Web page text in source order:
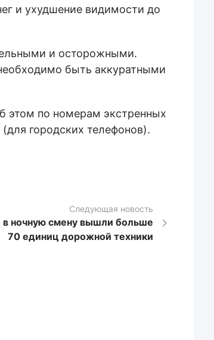
и ухудшение видимости до
и осторожными.
быть аккуратными
этом по номерам экстренных
городских телефонов).
Следующая новость
в ночную смену вышли больше
70 единиц дорожной техники